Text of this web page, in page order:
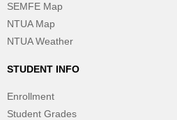
SEMFE Map
NTUA Map
NTUA Weather
STUDENT INFO
Enrollment
Student Grades